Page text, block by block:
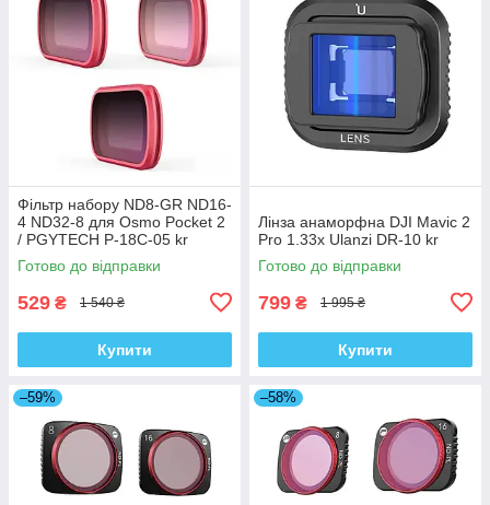
Фільтр набору ND8-GR ND16-
4 ND32-8 для Osmo Pocket 2
/ PGYTECH P-18C-05 kr
Готово до відправки
529 ₴ 1 540 ₴
Купити
Лінза анаморфна DJI Mavic 2
Pro 1.33x Ulanzi DR-10 kr
Готово до відправки
799 ₴ 1 995 ₴
Купити
–59% –58%